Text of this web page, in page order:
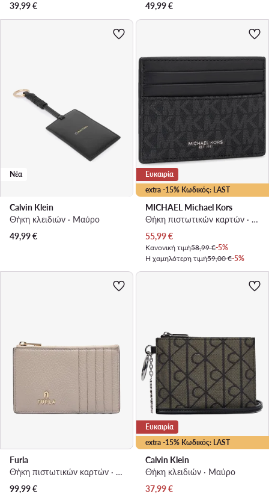
39,99€ 49,99€
Νέα
Calvin Klein
Θήκη κλειδιών · Μαύρο
49,99€
extra -15% Κωδικός: LAST
Ευκαιρία
MICHAEL Michael Kors
Θήκη πιστωτικών καρτών · Μαύρο
Τρέχουσα τιμή
55,99€
Κανονική τιμή58,99 €-5%
Η χαμηλότερη τιμή59,00 €-5%
Furla
Θήκη πιστωτικών καρτών · Μπεζ
99,99€
extra -15% Κωδικός: LAST
Ευκαιρία
Calvin Klein
Θήκη κλειδιών · Μαύρο
Τρέχουσα τιμή
37,99€